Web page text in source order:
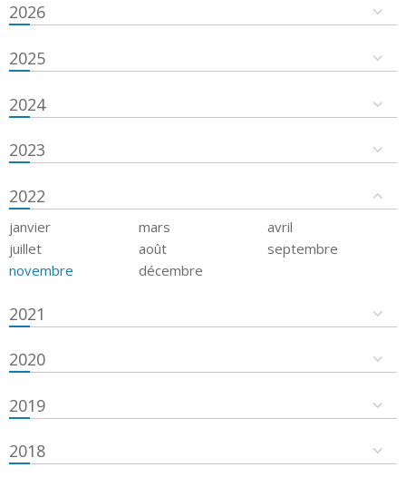
2026
2025
2024
2023
2022
janvier mars
avril
juillet
août
septembre
novembre
décembre
2021
2020
2019
2018